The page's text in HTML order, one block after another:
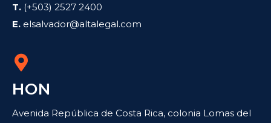
T. (+503) 2527 2400
E. elsalvador@altalegal.com
HON
Avenida República de Costa Rica, colonia Lomas del